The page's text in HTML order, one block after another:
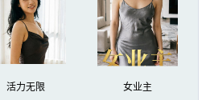
活力无限 女业主